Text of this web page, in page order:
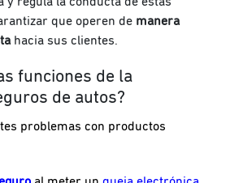
que operen de manera
hacia sus clientes.
funciones de la
de autos?
problemas con productos